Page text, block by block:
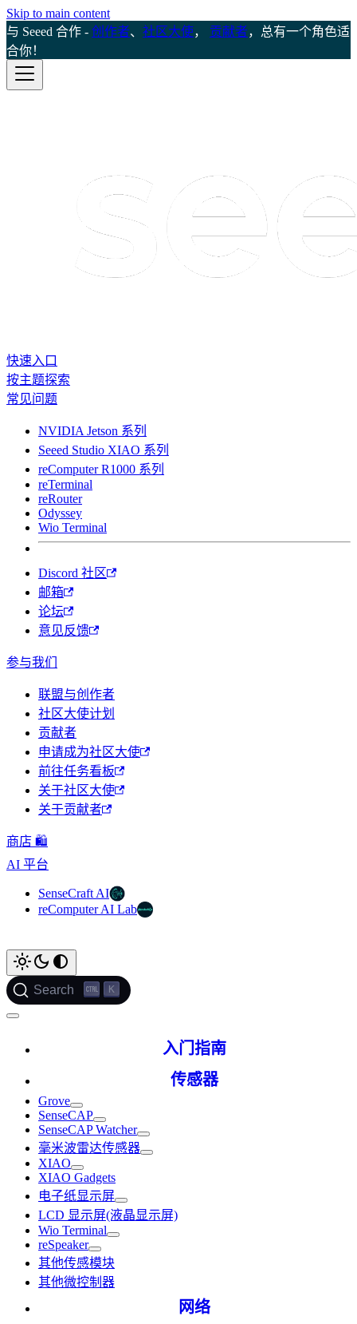
Skip to main content
与 Seeed 合作 - 创作者、 社区大使， 贡献者，总有一个角色适
合你！
快速入口
按主题探索
常见问题
NVIDIA Jetson 系列
Seeed Studio XIAO 系列
reComputer R1000 系列
reTerminal
reRouter
Odyssey
Wio Terminal
Discord 社区
邮箱
论坛
意见反馈
参与我们
联盟与创作者
社区大使计划
贡献者
申请成为社区大使
前往任务看板
关于社区大使
关于贡献者
商店 🛍️
AI 平台
SenseCraft AI
reComputer AI Lab
Search K
入门指南
传感器
Grove
SenseCAP
SenseCAP Watcher
毫米波雷达传感器
XIAO
XIAO Gadgets
电子纸显示屏
LCD 显示屏(液晶显示屏)
Wio Terminal
reSpeaker
其他传感模块
其他微控制器
网络